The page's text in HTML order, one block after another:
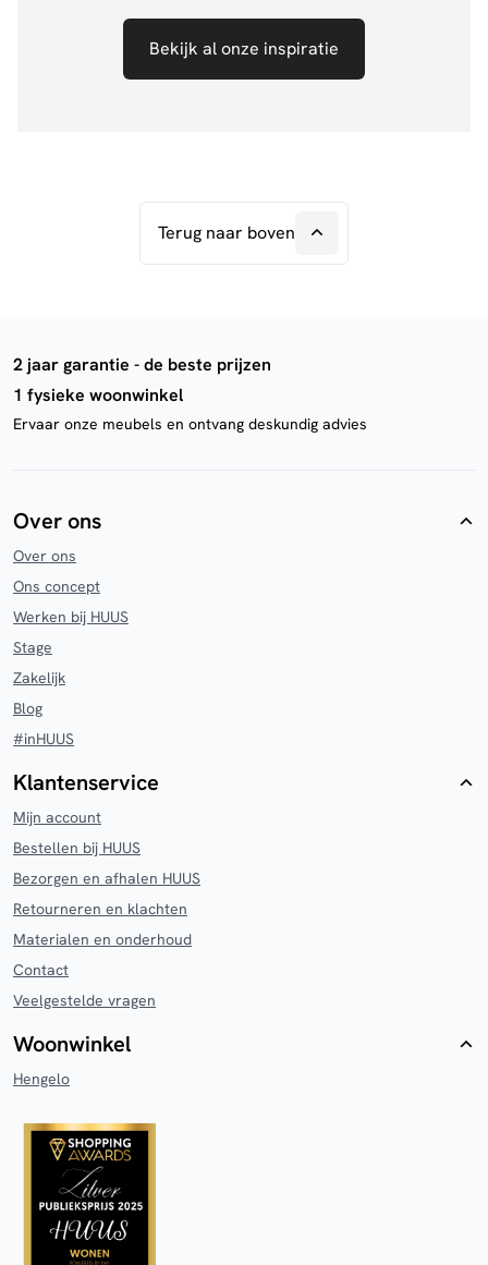
Bekijk al onze inspiratie
Terug naar boven
2 jaar garantie - de beste prijzen
1 fysieke woonwinkel
Ervaar onze meubels en ontvang deskundig advies
Over ons
Over ons
Ons concept
Werken bij HUUS
Stage
Zakelijk
Blog
#inHUUS
Klantenservice
Mijn account
Bestellen bij HUUS
Bezorgen en afhalen HUUS
Retourneren en klachten
Materialen en onderhoud
Contact
Veelgestelde vragen
Woonwinkel
Hengelo